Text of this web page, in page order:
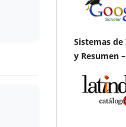
Sistemas
y Resumen